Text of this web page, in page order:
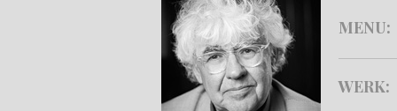
MENU:
WERK: